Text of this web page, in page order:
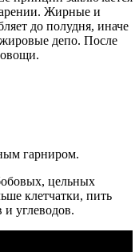
Жирные и
до полудня, иначе
депо. После
гарниром.
цельных
клетчатки, пить
и углеводов.